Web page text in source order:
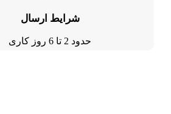
شرایط ارسال
حدود 2 تا 6 روز کاری